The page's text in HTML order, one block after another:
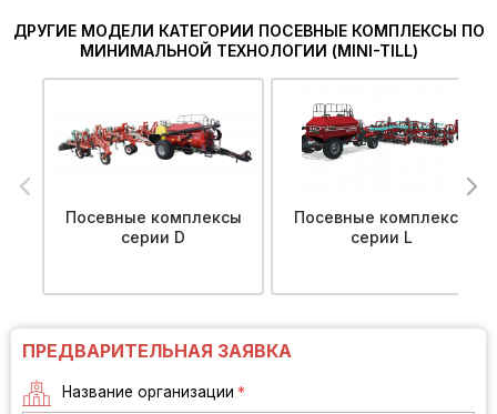
ДРУГИЕ МОДЕЛИ КАТЕГОРИИ ПОСЕВНЫЕ КОМПЛЕКСЫ ПО
МИНИМАЛЬНОЙ ТЕХНОЛОГИИ (MINI-TILL)
Посевные комплексы
серии D
Посевные комплексы
серии L
ПРЕДВАРИТЕЛЬНАЯ ЗАЯВКА
Название организации *